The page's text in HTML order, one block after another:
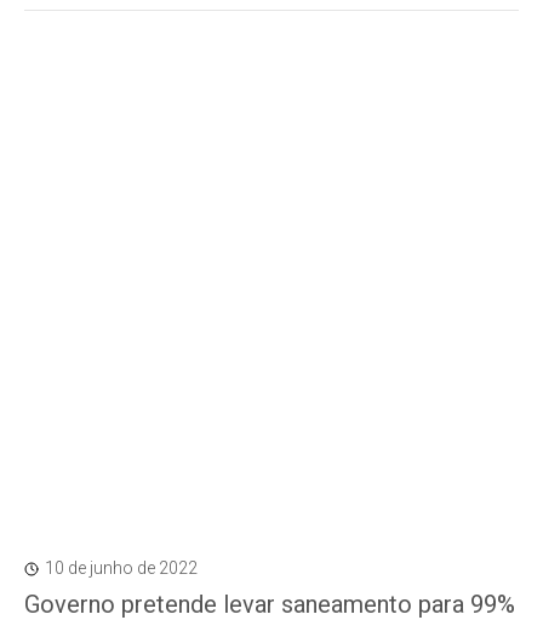
10 de junho de 2022
Governo pretende levar saneamento para 99%